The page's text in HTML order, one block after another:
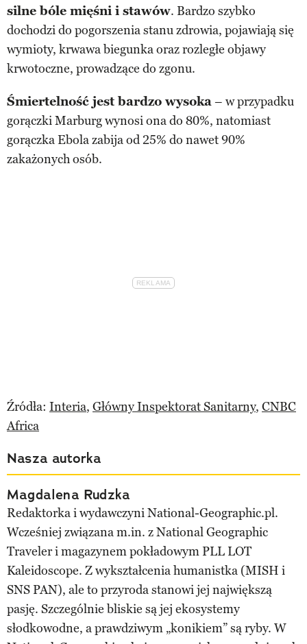
silne bóle mięśni i stawów. Bardzo szybko
dochodzi do pogorszenia stanu zdrowia, pojawiają się
wymioty, krwawa biegunka oraz rozległe objawy
krwotoczne, prowadzące do zgonu.
Śmiertelność jest bardzo wysoka– w przypadku
gorączki Marburg wynosi ona do 80%, natomiast
gorączka Ebola zabija od 25% do nawet 90%
zakażonych osób.
Źródła: Interia, Główny Inspektorat Sanitarny, CNBC
Africa
Nasza autorka
Magdalena Rudzka
Redaktorka i wydawczyni National-Geographic.pl.
Wcześniej związana m.in. z National Geographic
Traveler i magazynem pokładowym PLL LOT
Kaleidoscope. Z wykształcenia humanistka (MISH i
SNS PAN), ale to przyroda stanowi jej największą
pasję. Szczególnie bliskie są jej ekosystemy
słodkowodne, a prawdziwym „konikiem” są ryby. W